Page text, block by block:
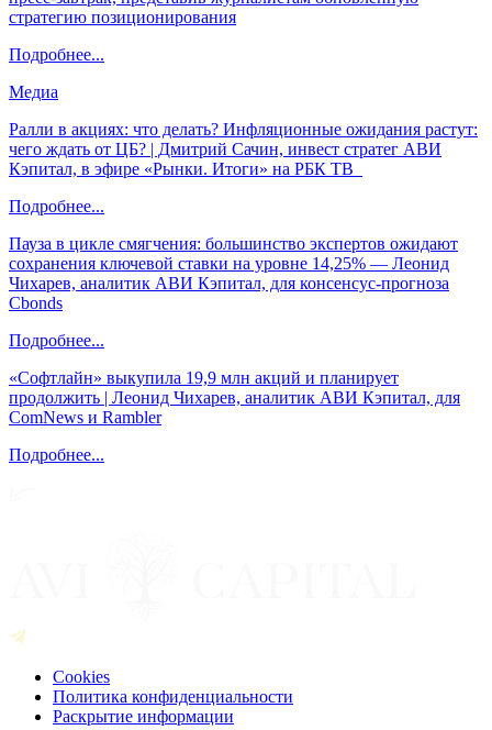
стратегию позиционирования
Подробнее...
Медиа
Ралли в акциях: что делать? Инфляционные ожидания растут:
чего ждать от ЦБ? | Дмитрий Сачин, инвест стратег АВИ
Кэпитал, в эфире «Рынки. Итоги» на РБК ТВ
Подробнее...
Пауза в цикле смягчения: большинство экспертов ожидают
сохранения ключевой ставки на уровне 14,25% — Леонид
Чихарев, аналитик АВИ Кэпитал, для консенсус-прогноза
Cbonds
Подробнее...
«Софтлайн» выкупила 19,9 млн акций и планирует
продолжить | Леонид Чихарев, аналитик АВИ Кэпитал, для
ComNews и Rambler
Подробнее...
Cookies
Политика конфиденциальности
Раскрытие информации